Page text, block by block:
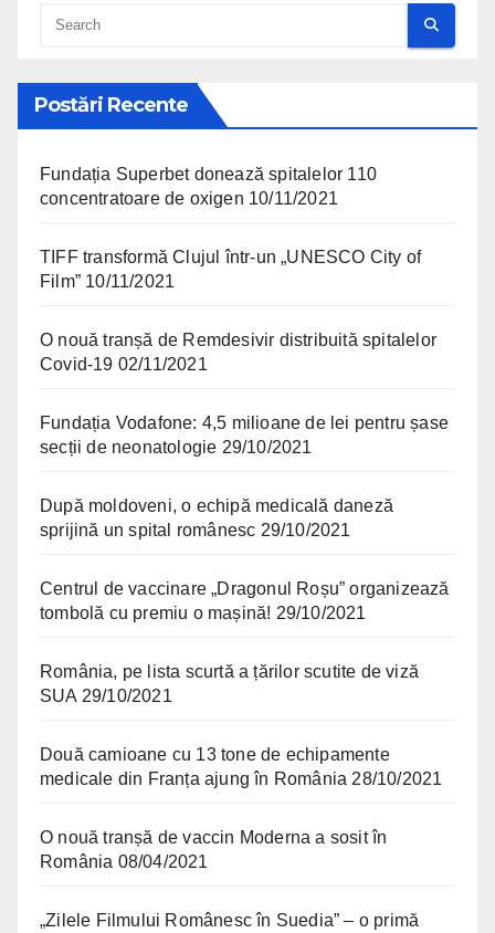
Postări Recente
Fundația Superbet donează spitalelor 110
concentratoare de oxigen 10/11/2021
TIFF transformă Clujul într-un „UNESCO City of
Film” 10/11/2021
O nouă tranșă de Remdesivir distribuită spitalelor
Covid-19 02/11/2021
Fundația Vodafone: 4,5 milioane de lei pentru șase
secții de neonatologie 29/10/2021
După moldoveni, o echipă medicală daneză
sprijină un spital românesc 29/10/2021
Centrul de vaccinare „Dragonul Roșu” organizează
tombolă cu premiu o mașină! 29/10/2021
România, pe lista scurtă a țărilor scutite de viză
SUA 29/10/2021
Două camioane cu 13 tone de echipamente
medicale din Franța ajung în România 28/10/2021
O nouă tranșă de vaccin Moderna a sosit în
România 08/04/2021
„Zilele Filmului Românesc în Suedia” – o primă